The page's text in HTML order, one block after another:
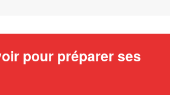
pour préparer ses